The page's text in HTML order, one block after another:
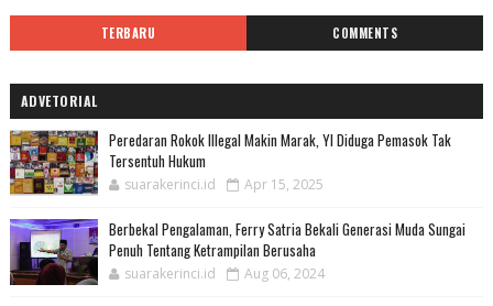
TERBARU COMMENTS
ADVETORIAL
Peredaran Rokok Illegal Makin Marak, YI Diduga Pemasok Tak
Tersentuh Hukum
suarakerinci.id Apr 15, 2025
Berbekal Pengalaman, Ferry Satria Bekali Generasi Muda Sungai
Penuh Tentang Ketrampilan Berusaha
suarakerinci.id Aug 06, 2024